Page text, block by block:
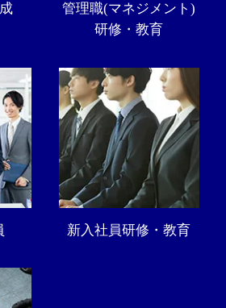
管理職(マネジメント)
研修・教育
新入社員研修・教育